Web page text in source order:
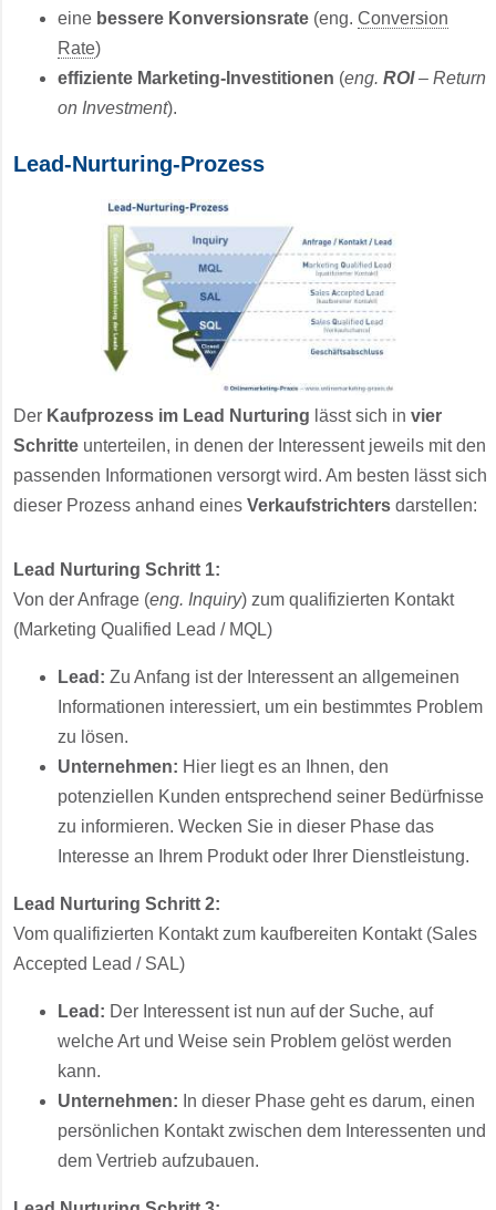
eine bessere Konversionsrate (eng. Conversion
Rate)
effiziente Marketing-Investitionen (eng. ROI– Return
on Investment).
Lead-Nurturing-Prozess
Der Kaufprozess im Lead Nurturing lässt sich in vier
Schritte unterteilen, in denen der Interessent jeweils mit den
passenden Informationen versorgt wird. Am besten lässt sich
dieser Prozess anhand eines Verkaufstrichters darstellen:
Lead Nurturing Schritt 1:
Von der Anfrage (eng. Inquiry) zum qualifizierten Kontakt
(Marketing Qualified Lead / MQL)
Lead: Zu Anfang ist der Interessent an allgemeinen
Informationen interessiert, um ein bestimmtes Problem
zu lösen.
Unternehmen: Hier liegt es an Ihnen, den
potenziellen Kunden entsprechend seiner Bedürfnisse
zu informieren. Wecken Sie in dieser Phase das
Interesse an Ihrem Produkt oder Ihrer Dienstleistung.
Lead Nurturing Schritt 2:
Vom qualifizierten Kontakt zum kaufbereiten Kontakt (Sales
Accepted Lead / SAL)
Lead: Der Interessent ist nun auf der Suche, auf
welche Art und Weise sein Problem gelöst werden
kann.
Unternehmen: In dieser Phase geht es darum, einen
persönlichen Kontakt zwischen dem Interessenten und
dem Vertrieb aufzubauen.